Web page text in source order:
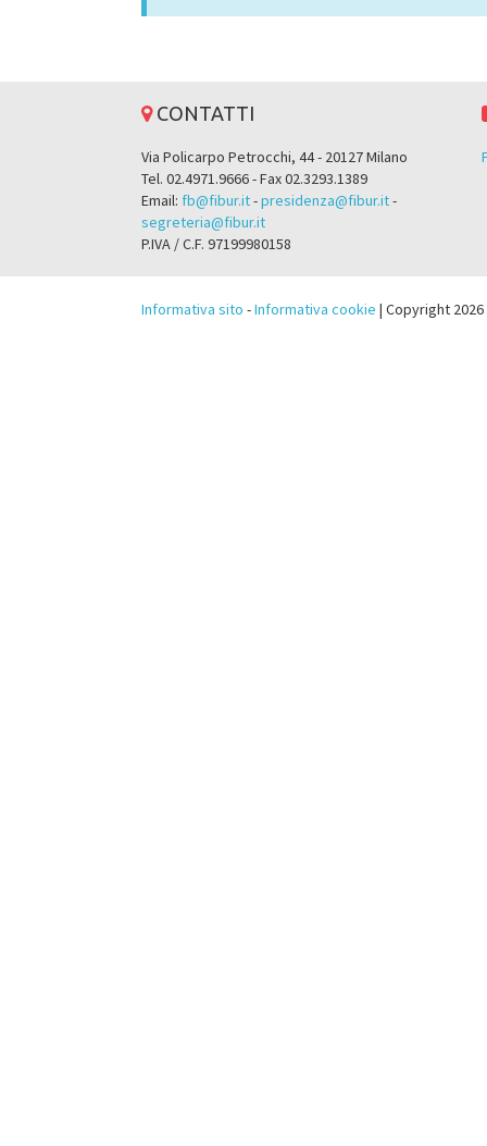
CONTATTI
Via Policarpo Petrocchi, 44 - 20127 Milano
Tel. 02.4971.9666 - Fax 02.3293.1389
Email: fb@fibur.it-presidenza@fibur.it-
segreteria@fibur.it
P.IVA / C.F. 97199980158
Informativa sito -Informativa cookie | Copyright